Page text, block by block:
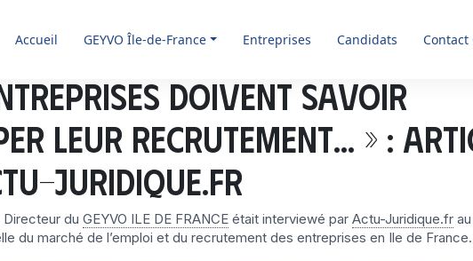
Accueil GEYVOÎle-de-France Entreprises Candidats Contact
doivent savoir
leur recrutement… » :
Juridique.fr
Directeur du GEYVO ILE DE FRANCE était interviewé par Actu-Juridique.fr
du marché de l’emploi et du recrutement des entreprises en Ile de France.